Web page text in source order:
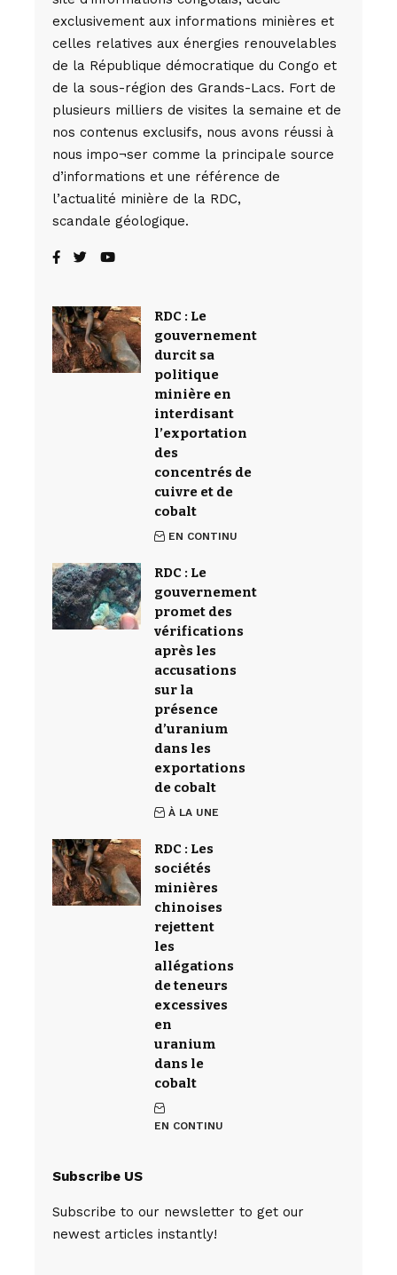
exclusivement aux informations minières et
celles relatives aux énergies renouvelables
de la République démocratique du Congo et
de la sous-région des Grands-Lacs. Fort de
plusieurs milliers de visites la semaine et de
nos contenus exclusifs, nous avons réussi à
nous impo¬ser comme la principale source
d’informations et une référence de
l’actualité minière de la RDC,
scandale géologique.
RDC : Le
gouvernement
durcit sa
politique
minière en
interdisant
l’exportation
des
concentrés de
cuivre et de
cobalt
EN CONTINU
RDC : Le
gouvernement
promet des
vérifications
après les
accusations
sur la
présence
d’uranium
dans les
exportations
de cobalt
À LA UNE
RDC : Les
sociétés
minières
chinoises
rejettent
les
allégations
de teneurs
excessives
en
uranium
dans le
cobalt
EN CONTINU
Subscribe US
Subscribe to our newsletter to get our
newest articles instantly!